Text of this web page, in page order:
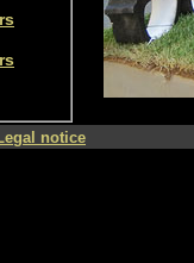
notice